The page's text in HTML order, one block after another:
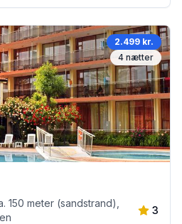
2.499 kr.
4 nætter
150 meter (sandstrand),
3